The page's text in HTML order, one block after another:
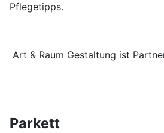
Pflegetipps.
Art & Raum Gestaltung ist
Parkett